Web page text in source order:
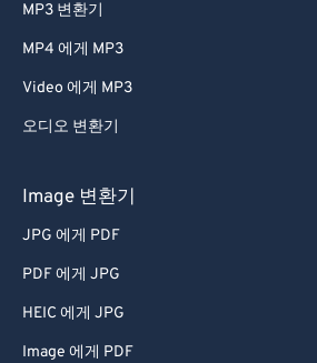
MP3 변환기
MP4 에게 MP3
Video 에게 MP3
오디오 변환기
Image 변환기
JPG 에게 PDF
PDF 에게 JPG
HEIC 에게 JPG
Image 에게 PDF